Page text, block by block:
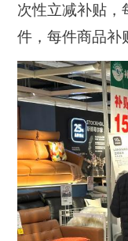
次性立减补贴，
件，每件商品补